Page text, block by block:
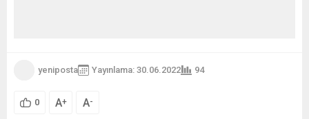
yeniposta Yayınlama: 30.06.2022 94
0 A+ A-